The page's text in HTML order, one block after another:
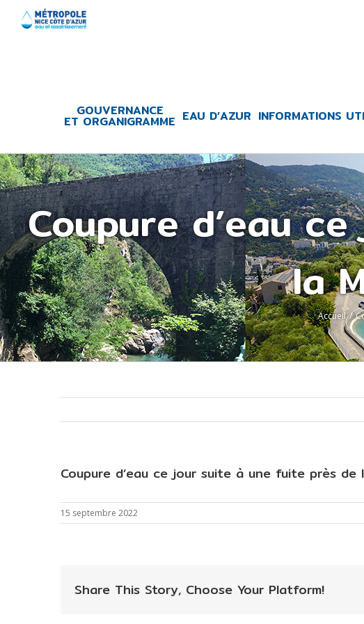
GOUVERNANCE
ET ORGANIGRAMME EAU D’AZUR INFORMATIONS
Coupure d’eau
la
Accueil /
Coupure d’eau ce jour suite à une fuite près de
15 septembre 2022
Share This Story, Choose Your Platform!